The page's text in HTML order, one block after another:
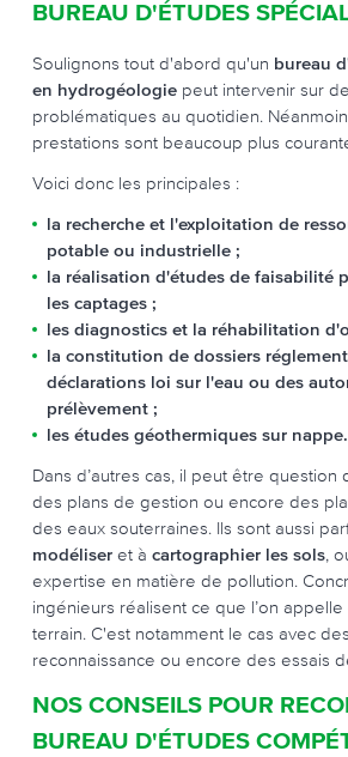
BUREAU D'ÉTUDES
Soulignons tout d'abord qu'un bureau
en hydrogéologie peut intervenir sur
problématiques au quotidien.
prestations sont beaucoup plus
Voici donc les principales :
la recherche et l'exploitation de
potable ou industrielle ;
la réalisation d'études de faisabilité
les captages ;
les diagnostics et la réhabilitation
la constitution de dossiers
déclarations loi sur l'eau ou des
prélèvement ;
les études géothermiques sur nappe.
Dans d’autres cas, il peut être
des plans de gestion ou encore des
des eaux souterraines. Ils sont aussi
modéliser et à cartographier les sols,
expertise en matière de pollution.
ingénieurs réalisent ce que l’on
terrain. C'est notamment le cas avec
reconnaissance ou encore des essais
NOS CONSEILS POUR
BUREAU D'ÉTUDES